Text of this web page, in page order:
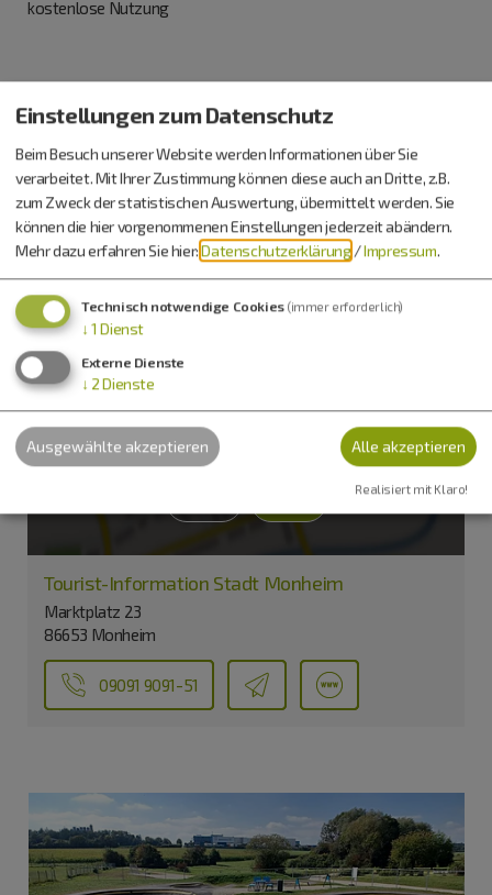
kostenlose Nutzung
Lage
Das Pumptrack-Gelände befindet sich westlich vom Jurabad
Monheim, Schulstraße 8. Kostenlose Parkplätze am Jurabad
Monheim (Zufahrt über Bgm.-Karl-Huber-Straße) oder direkt
oberhalb der Anlage (Zufahrt über Altweiherweg).
Möchten Sie vonOpenStreetMap/Leaflet
bereitgestellte
externe Inhalte laden?
Tourist-Information Stadt Monheim
Marktplatz 23
86653 Monheim
09091 9091-51
Einstellungen zum Datenschutz
Beim Besuch unserer Website werden Informationen über Sie
verarbeitet. Mit Ihrer Zustimmung können diese auch an Dritte, z.B.
zum Zweck der statistischen Auswertung, übermittelt werden. Sie
können die hier vorgenommenen Einstellungen jederzeit abändern.
Mehr dazu erfahren Sie hier:Datenschutzerklärung /Impressum.
Technisch notwendige Cookies (immer erforderlich)
↓ 1 Dienst
Externe Dienste
↓ 2 Dienste
Ausgewählte akzeptieren Alle akzeptieren
Realisiert mit Klaro!